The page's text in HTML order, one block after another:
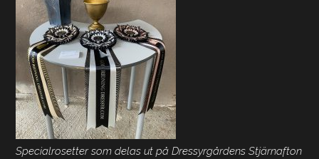
Specialrosetter som delas ut på Dressyrgårdens Stjärnafton